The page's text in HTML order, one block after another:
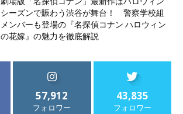
シーズンで賑わう渋谷が舞台！ 警察学校組
メンバーも登場の『名探偵コナン ハロウィン
の花嫁』の魅力を徹底解説
57,912
フォロワー
43,835
フォロワー